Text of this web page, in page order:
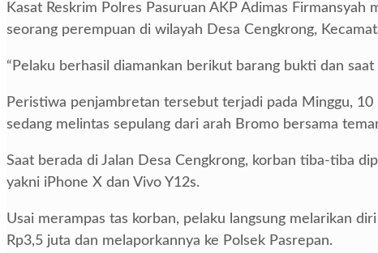
Kasat Reskrim Polres Pasuruan AKP Adimas
seorang perempuan di wilayah Desa Cengkrong,
“Pelaku berhasil diamankan berikut barang bukti dan
Peristiwa penjambretan tersebut terjadi pada Minggu,
sedang melintas sepulang dari arah Bromo bersama
Saat berada di Jalan Desa Cengkrong, korban tiba-tiba
yakni iPhone X dan Vivo Y12s.
Usai merampas tas korban, pelaku langsung melarikan
Rp3,5 juta dan melaporkannya ke Polsek Pasrepan.